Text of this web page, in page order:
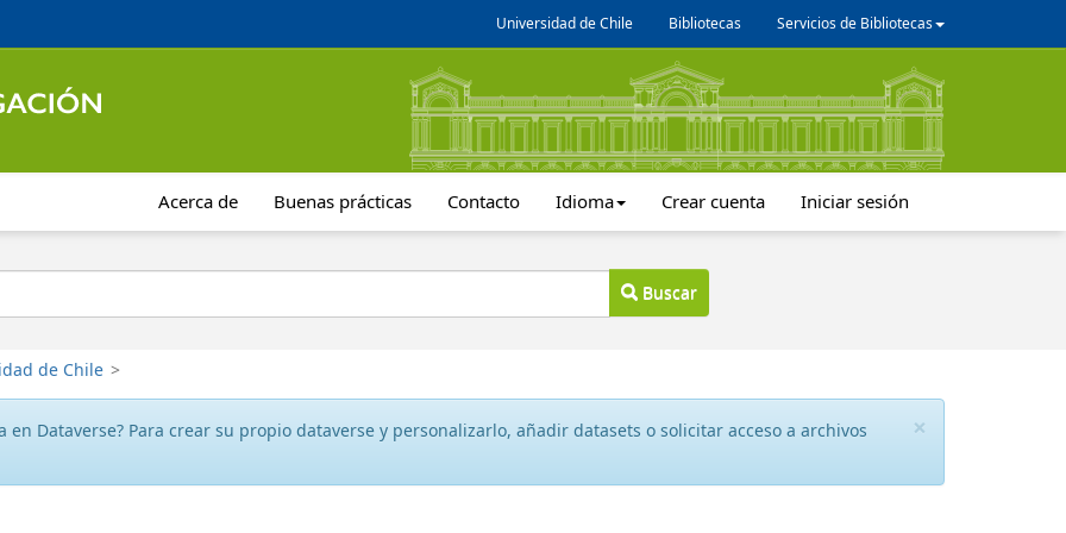
Universidad de Chile Bibliotecas Servicios de Bibliotecas
Acerca de Buenas prácticas Contacto Idioma Crear cuenta Iniciar sesión
Buscar
de Chile >
×
en Dataverse? Para crear su propio dataverse y personalizarlo, añadir datasets o solicitar acceso a archivos